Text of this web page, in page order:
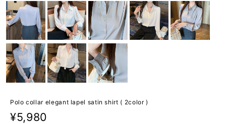
Polo collar elegant lapel satin shirt ( 2color )
¥5,980